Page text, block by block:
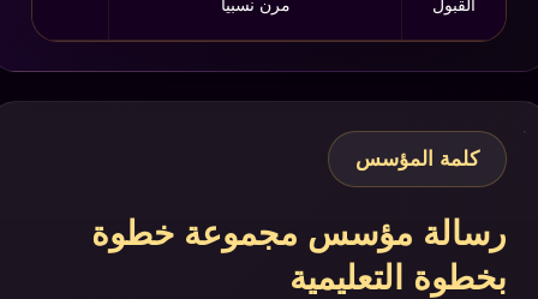
القبول مرن نسبيا
كلمة المؤسس
رسالة مؤسس مجموعة خطوة
بخطوة التعليمية